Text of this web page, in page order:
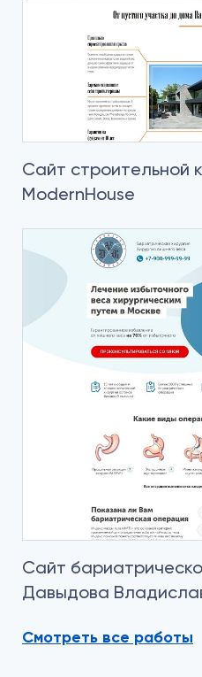
Сайт строительной
ModernHouse
Сайт
Давыдова
Смотреть все работы